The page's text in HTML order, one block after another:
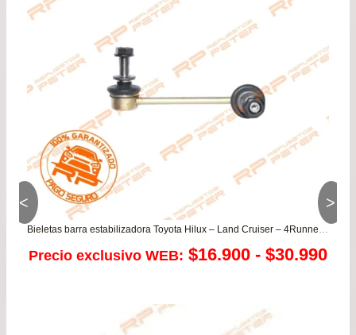
hasta
$123.990
Precio exclusivo WEB: $16.900 - $30.990
< >